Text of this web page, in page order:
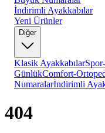
İndirimli Ayakkabılar
Yeni Ürünler
Diğer
Klasik Ayakkabılar
GünlükComfort-
Numaralarİndirimli
404